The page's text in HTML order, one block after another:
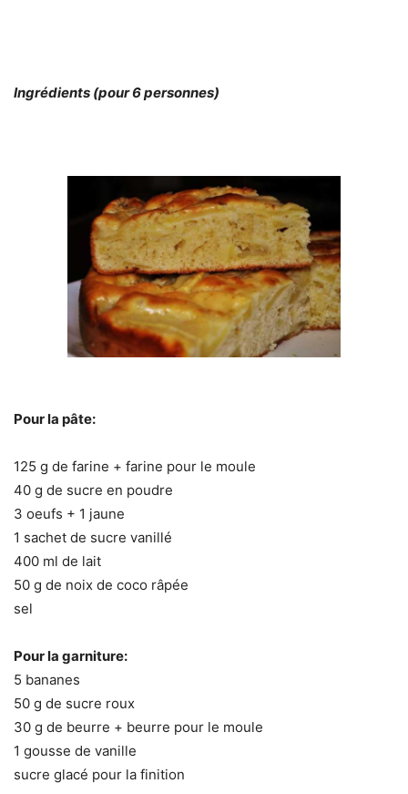
Ingrédients (pour 6 personnes)
Pour la pâte:
125 g de farine + farine pour le moule
40 g de sucre en poudre
3 oeufs + 1 jaune
1 sachet de sucre vanillé
400 ml de lait
50 g de noix de coco râpée
sel
Pour la garniture:
5 bananes
50 g de sucre roux
30 g de beurre + beurre pour le moule
1 gousse de vanille
sucre glacé pour la finition